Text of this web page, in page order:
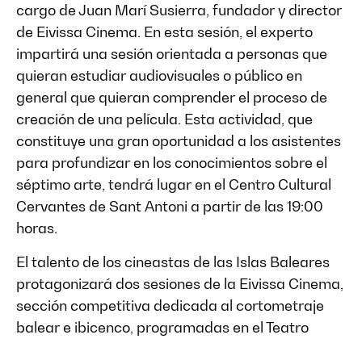
cargo de Juan Marí Susierra, fundador y director
de Eivissa Cinema. En esta sesión, el experto
impartirá una sesión orientada a personas que
quieran estudiar audiovisuales o público en
general que quieran comprender el proceso de
creación de una película. Esta actividad, que
constituye una gran oportunidad a los asistentes
para profundizar en los conocimientos sobre el
séptimo arte, tendrá lugar en el Centro Cultural
Cervantes de Sant Antoni a partir de las 19:00
horas.
El talento de los cineastas de las Islas Baleares
protagonizará dos sesiones de la Eivissa Cinema,
sección competitiva dedicada al cortometraje
balear e ibicenco, programadas en el Teatro